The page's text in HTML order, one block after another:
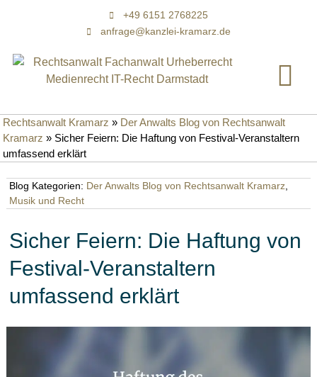
+49 6151 2768225
anfrage@kanzlei-kramarz.de
Rechtsanwalt Kramarz » Der Anwalts Blog von Rechtsanwalt
Kramarz » Sicher Feiern: Die Haftung von Festival-Veranstaltern
umfassend erklärt
Blog Kategorien: Der Anwalts Blog von Rechtsanwalt Kramarz,
Musik und Recht
Sicher Feiern: Die Haftung von
Festival-Veranstaltern
umfassend erklärt